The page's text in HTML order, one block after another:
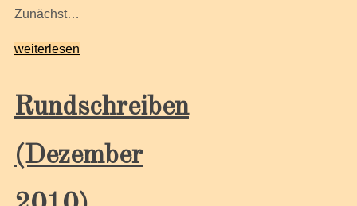
Zunächst…
weiterlesen
Rundschreiben
(Dezember